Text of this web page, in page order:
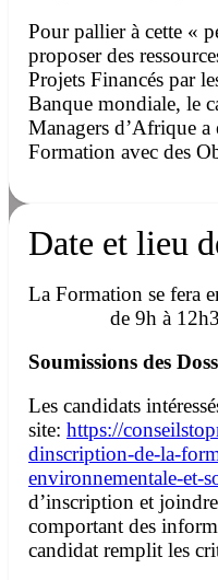
Pour pallier à cette «
proposer des
Projets Financés par
Banque mondiale, le
Managers d’Afrique
Formation avec des
Date et lieu
La Formation se
de 9h à 12h30
Soumissions des
Les candidats
site: https://
dinscription-de-la-
environnementale-et-
d’inscription et
comportant des
candidat remplit les